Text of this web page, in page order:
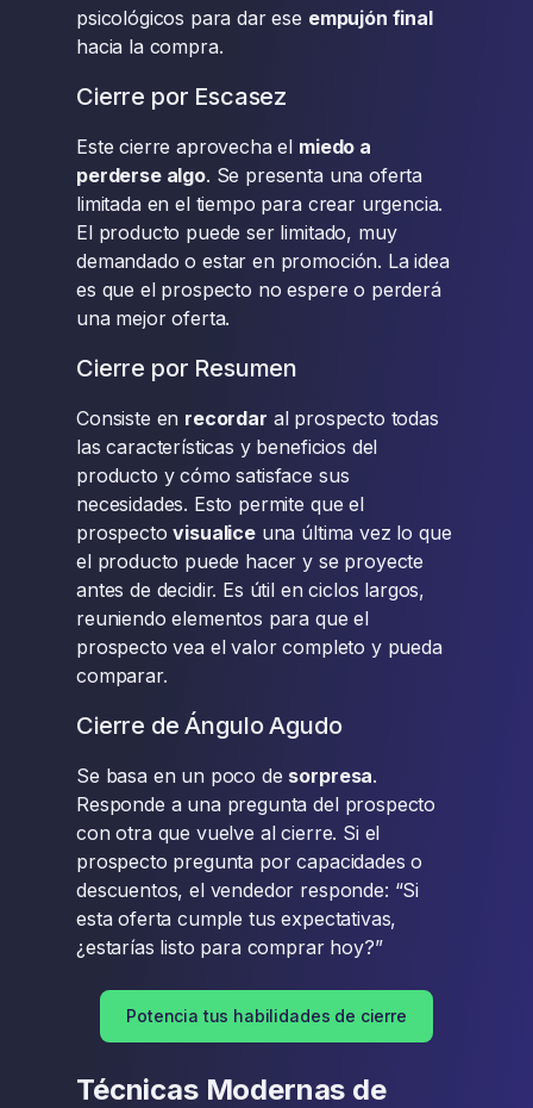
psicológicos para dar ese empujón final
hacia la compra.
Cierre por Escasez
Este cierre aprovecha el miedo a
perderse algo. Se presenta una oferta
limitada en el tiempo para crear urgencia.
El producto puede ser limitado, muy
demandado o estar en promoción. La idea
es que el prospecto no espere o perderá
una mejor oferta.
Cierre por Resumen
Consiste en recordar al prospecto todas
las características y beneficios del
producto y cómo satisface sus
necesidades. Esto permite que el
prospectovisualiceuna última vez lo que
el producto puede hacer y se proyecte
antes de decidir. Es útil en ciclos largos,
reuniendo elementos para que el
prospecto vea el valor completo y pueda
comparar.
Cierre de Ángulo Agudo
Se basa en un poco de sorpresa.
Responde a una pregunta del prospecto
con otra que vuelve al cierre. Si el
prospecto pregunta por capacidades o
descuentos, el vendedor responde: “Si
esta oferta cumple tus expectativas,
¿estarías listo para comprar hoy?”
Potencia tus habilidades de cierre
Técnicas Modernas de